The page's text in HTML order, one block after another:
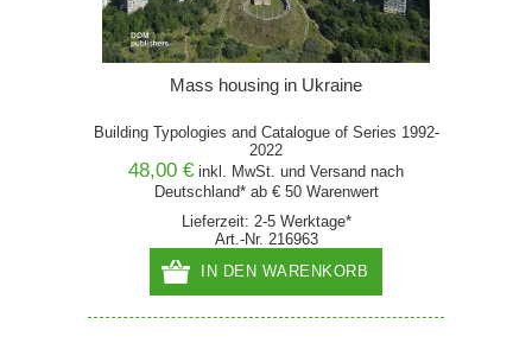
Mass housing in Ukraine
Building Typologies and Catalogue of Series 1992-
2022
48,00 € inkl. MwSt. und Versand nach
Deutschland* ab € 50 Warenwert
Lieferzeit: 2-5 Werktage*
Art.-Nr. 216963
IN DEN WARENKORB